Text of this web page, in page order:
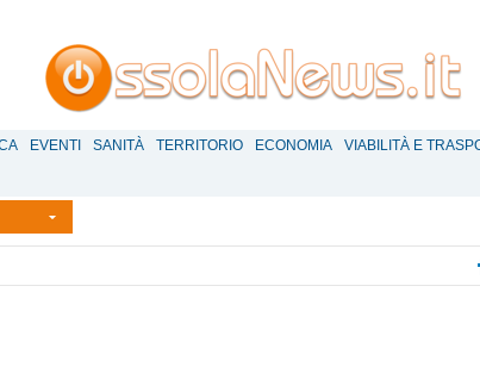
EVENTI SANITÀ TERRITORIO ECONOMIA VIABILITÀ E